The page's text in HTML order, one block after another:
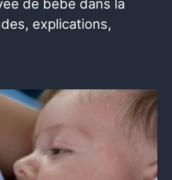
de bébé dans la
explications,